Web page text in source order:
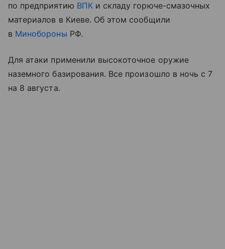
по предприятию ВПКи складу горюче-смазочных
материалов в Киеве. Об этом сообщили
в Минобороны РФ.
Для атаки применили высокоточное оружие
наземного базирования. Все произошло в ночь с 7
на 8 августа.